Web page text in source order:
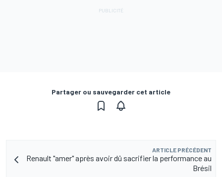
Partager ou sauvegarder cet article
ARTICLE PRÉCÉDENT
Renault "amer" après avoir dû sacrifier la performance au
Brésil